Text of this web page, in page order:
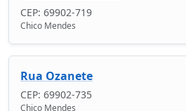
CEP: 69902-719
Chico Mendes
Rua Ozanete
CEP: 69902-735
Chico Mendes